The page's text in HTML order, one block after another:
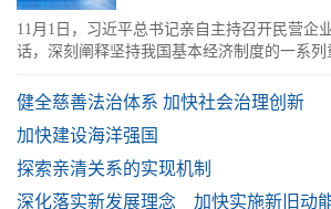
11月1日，习近平总书记亲自主持召开民营企
话，深刻阐释坚持我国基本经济制度的一系列
健全慈善法治体系 加快社会治理创新
加快建设海洋强国
探索亲清关系的实现机制
深化落实新发展理念 加快实施新旧动